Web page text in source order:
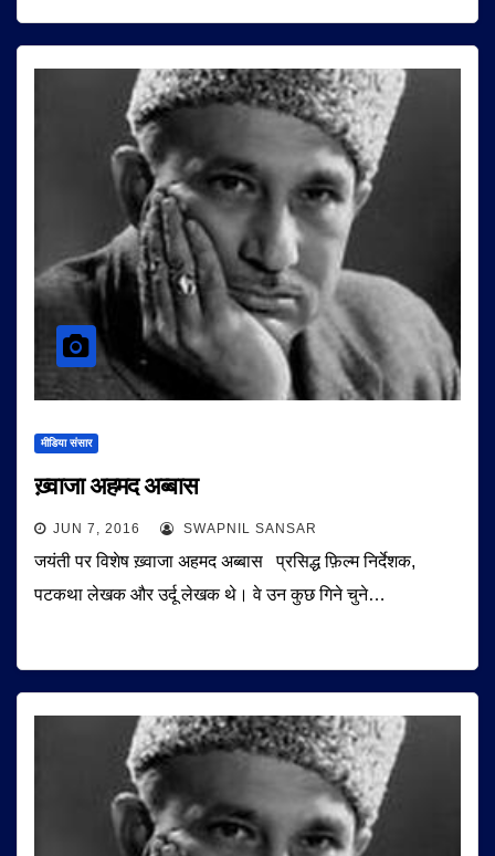
मीडिया संसार
ख़्वाजा अहमद अब्बास
JUN 7, 2016 SWAPNIL SANSAR
जयंती पर विशेष ख़्वाजा अहमद अब्बास प्रसिद्ध फ़िल्म निर्देशक,
पटकथा लेखक और उर्दू लेखक थे। वे उन कुछ गिने चुने…